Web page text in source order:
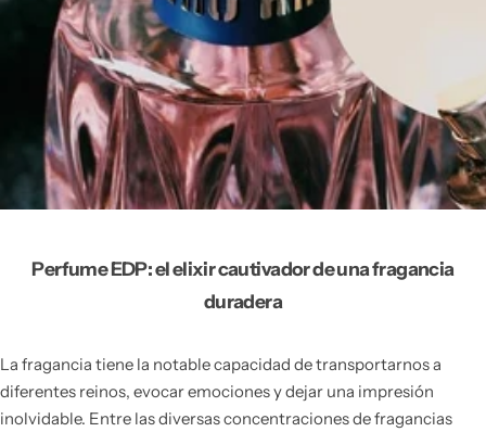
Perfume EDP: el elixir cautivador de una fragancia
duradera
La fragancia tiene la notable capacidad de transportarnos a
diferentes reinos, evocar emociones y dejar una impresión
inolvidable. Entre las diversas concentraciones de fragancias